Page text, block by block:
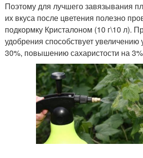
Поэтому для лучшего завязывания
их вкуса после цветения полезно
подкормку Кристалоном (10 г\10 л).
удобрения способствует
30%, повышению сахаристости на